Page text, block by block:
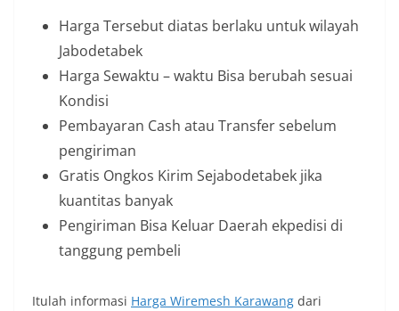
Harga Tersebut diatas berlaku untuk wilayah
Jabodetabek
Harga Sewaktu – waktu Bisa berubah sesuai
Kondisi
Pembayaran Cash atau Transfer sebelum
pengiriman
Gratis Ongkos Kirim Sejabodetabek jika
kuantitas banyak
Pengiriman Bisa Keluar Daerah ekpedisi di
tanggung pembeli
Itulah informasi Harga Wiremesh Karawang dari